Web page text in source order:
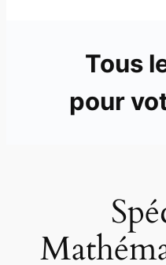
Tous
pour